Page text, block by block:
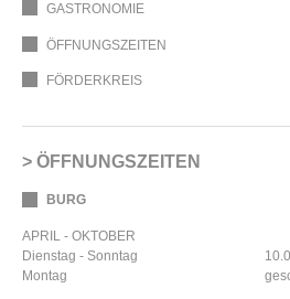
GASTRONOMIE
ÖFFNUNGSZEITEN
FÖRDERKREIS
ÖFFNUNGSZEITEN
BURG
APRIL - OKTOBER
Dienstag - Sonntag
Montag